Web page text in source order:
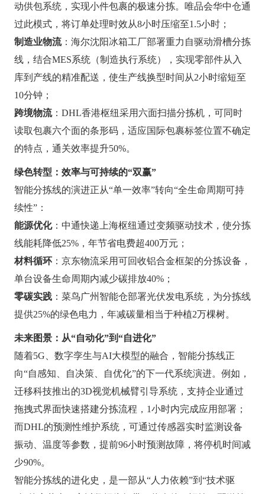
动供包系统，实现小件包裹的极速分拣。唯品会华中仓通
过此模式，将订单处理时效从8小时压缩至1.5小时；
制造业物流：海尔沈阳冰箱工厂部署重力自驱动滑槽分拣
线，结合MES系统（制造执行系统），实现零部件从入
库到产线的精准配送，使生产线换型时间从2小时缩短至
10分钟；
跨境物流：DHL香港枢纽采用六面扫描分拣机，可同时
读取包裹六个面的条形码，适应国际包裹标签位置不确定
的特点，通关效率提升50%。
绿色转型：效率与可持续的“双赢”
智能分拣线的演进正从“单一效率”转向“全生命周期可持
续性”：
能源优化：中通快递上海枢纽通过变频驱动技术，使分拣
线能耗降低25%，年节省电费超400万元；
材料循环：京东物流采用可回收铝合金框架的分拣设备，
单台设备生命周期内减少碳排放40%；
零碳实践：菜鸟广州智能仓部署光伏发电系统，为分拣线
提供25%的绿色电力，年减碳量相当于种植2万棵树。
未来图景：从“自动化”到“自进化”
随着5G、数字孪生与AI大模型的融合，智能分拣线正
向“自感知、自决策、自优化”的下一代系统演进。例如，
迁移科技推出的3D视觉机械臂引导系统，支持企业通过
拖拽式界面快速搭建分拣流程，1小时内完成应用部署；
而DHL的预测性维护系统，可通过传感器实时监测设备
振动、温度等参数，提前96小时预测故障，将停机时间减
少90%。
智能分拣线的进化史，是一部从“人力依赖”到“技术驱